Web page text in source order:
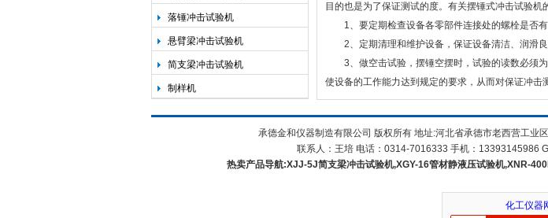
落锤冲击试验机
悬臂梁冲击试验机
简支梁冲击试验机
制样机
目的也是为了保证测试的度。有关摆锤式冲击试验机
1、要定期检查设备各零部件连接处的螺栓是否有
2、定期清理和维护设备，保证设备清洁、润滑良
3、做空击试验，摆锤空摆时，试验的读数必须为
使设备的工作能力达到规定的要求，从而对保证冲击
承德金和仪器制造有限公司 版权所有 地址:河北省承德市老西营工业区
联系人：王培 电话：0314-7016333 手机：13393145986
热卖产品导航:XJJ-5J简支梁冲击试验机,XGY-16管材静液压试验机,XNR-
化工仪器